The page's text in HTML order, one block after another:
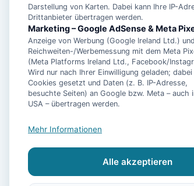
**5
Pool,
und
-
-
Darstellung von Karten. Dabei kann Ihre IP-
Drittanbieter übertragen werden.
Marketing – Google AdSense & Meta
Anzeige von Werbung (Google Ireland Ltd.) und
Reichweiten-/Werbemessung mit dem Meta
(Meta Platforms Ireland Ltd., Facebook/
Wird nur nach Ihrer Einwilligung geladen; dabei
Cookies gesetzt und Daten (z. B. IP-Adresse,
besuchte Seiten) an Google bzw. Meta – auch
USA – übertragen werden.
Mehr Informationen
Alle akzeptieren